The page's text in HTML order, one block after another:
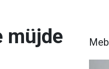
müjde